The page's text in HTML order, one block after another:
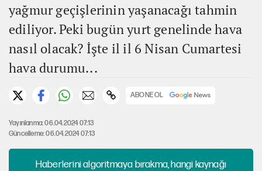
yağmur geçişlerinin yaşanacağı tahmin
ediliyor. Peki bugün yurt genelinde hava
nasıl olacak? İşte il il 6 Nisan Cumartesi
hava durumu...
ABONE OL
Yayınlanma: 06.04.2024 07:13
Güncelleme: 06.04.2024 07:13
Haberlerini algoritmaya bırakma, hangi kaynağı